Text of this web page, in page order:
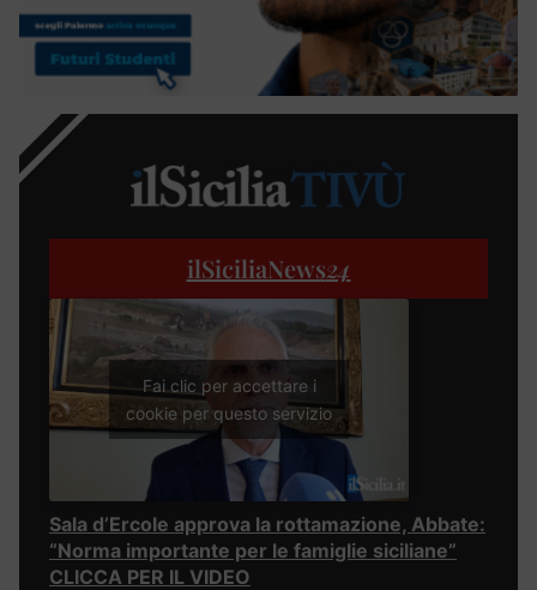
ilSiciliaNews24
Fai clic per accettare i
cookie per questo servizio
Sala d’Ercole approva la rottamazione, Abbate:
“Norma importante per le famiglie siciliane”
CLICCA PER IL VIDEO